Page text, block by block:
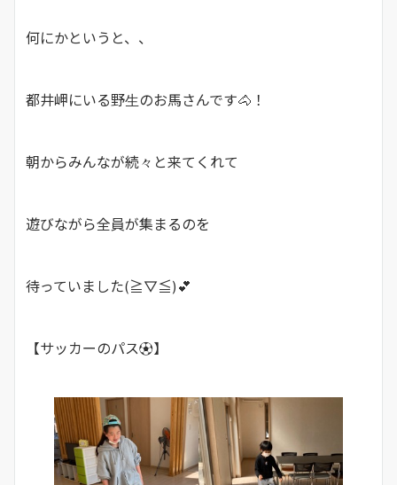
何にかというと、、
都井岬にいる野生のお馬さんです🐴！
朝からみんなが続々と来てくれて
遊びながら全員が集まるのを
待っていました(≧▽≦)💕
【サッカーのパス⚽】